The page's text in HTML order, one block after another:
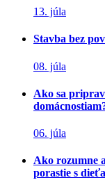
13. júla
Stavba bez
08. júla
Ako sa
06. júla
Ako rozumne
porastie s